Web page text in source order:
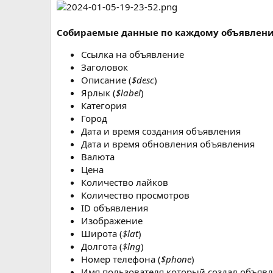
Собираемые данные по каждому
Ссылка на объявление
Заголовок
Описание ($desc)
Ярлык ($label)
Категория
Город
Дата и время создания объявления
Дата и время обновления объявления
Валюта
Цена
Количество лайков
Количество просмотров
ID объявления
Изображение
Широта ($lat)
Долгота ($lng)
Номер телефона ($phone)